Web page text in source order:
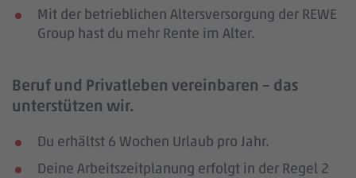
Mit der betrieblichen Altersversorgung der REWE
Group hast du mehr Rente im Alter.
Beruf und Privatleben vereinbaren – das
unterstützen wir.
Du erhältst 6 Wochen Urlaub pro Jahr.
Deine Arbeitszeitplanung erfolgt in der Regel 2